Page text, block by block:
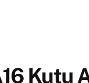
Kutu